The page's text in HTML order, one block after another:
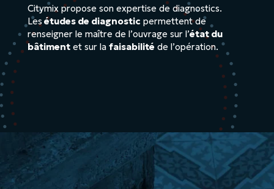
Citymix propose son expertise de diagnostics.
Les études de diagnosticpermettent de
renseigner le maître de l’ouvrage sur l’état du
bâtimentet sur la faisabilité de l’opération.